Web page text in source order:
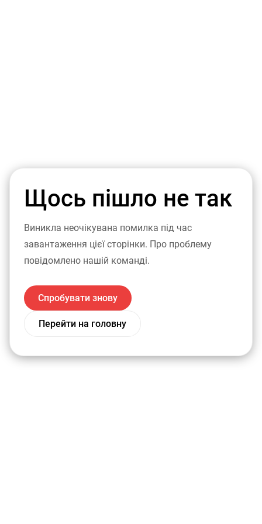
Щось пішло не так
Виникла неочікувана помилка під час
завантаження цієї сторінки. Про проблему
повідомлено нашій команді.
Спробувати знову
Перейти на головну